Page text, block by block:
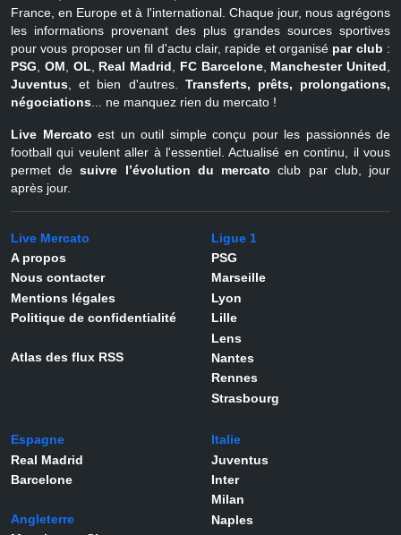
France, en Europe et à l'international. Chaque jour, nous agrégons
les informations provenant des plus grandes sources sportives
pour vous proposer un fil d'actu clair, rapide et organisé par club :
PSG, OM, OL, Real Madrid, FC Barcelone, Manchester United,
Juventus, et bien d'autres. Transferts, prêts, prolongations,
négociations... ne manquez rien du mercato !
Live Mercato est un outil simple conçu pour les passionnés de
football qui veulent aller à l'essentiel. Actualisé en continu, il vous
permet desuivre l’évolution du mercato club par club, jour
après jour.
Live Mercato
A propos
Nous contacter
Mentions légales
Politique de confidentialité
Atlas des flux RSS
Ligue 1
PSG
Marseille
Lyon
Lille
Lens
Nantes
Rennes
Strasbourg
Espagne
Real Madrid
Barcelone
Angleterre
Italie
Juventus
Inter
Milan
Naples